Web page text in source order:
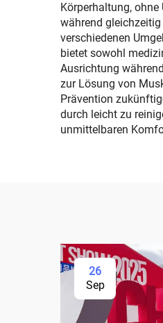
Körperhaltung,
während
verschiedenen
bietet sowohl
Ausrichtung
zur Lösung von
Prävention
durch leicht zu
unmittelbaren
26
Sep